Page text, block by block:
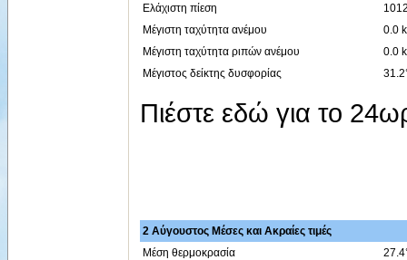
Ελάχιστη πίεση
Μέγιστη ταχύτητα ανέμου
0.0
Μέγιστη ταχύτητα ριπών ανέμου
0.0
Μέγιστος δείκτης δυσφορίας
Πιέστε εδώ για το
2 Αύγουστος Μέσες και Ακραίες τιμές
Μέση θερμοκρασία